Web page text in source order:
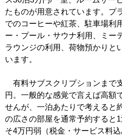
たものが用意されています。プ
でのコーヒーや紅茶、駐車場利
ー・プール・サウナ利用、ミー
ラウンジの利用、荷物預かりと
います。
有料サブスクリプションまで
円。一般的な感覚で言えば高額
せんが、一泊あたりで考えると
の広さの部屋を通常予約すると
そ4万円弱（税金・サービス料